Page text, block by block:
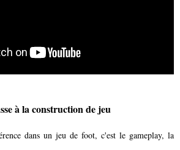
à la construction de jeu
dans un jeu de foot, c'est le gameplay, la